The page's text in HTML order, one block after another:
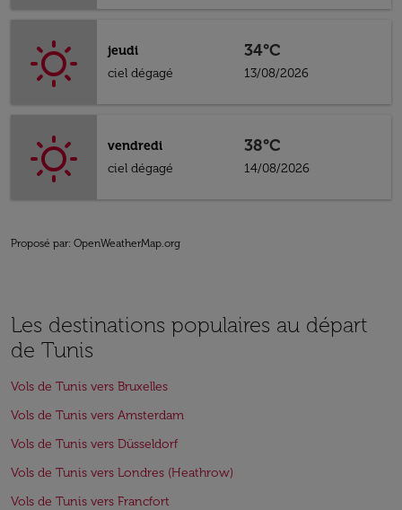
jeudi
ciel dégagé
34°C
13/08/2026
vendredi
ciel dégagé
38°C
14/08/2026
Proposé par: OpenWeatherMap.org
Les destinations populaires au départ
de Tunis
Vols de Tunis vers Bruxelles
Vols de Tunis vers Amsterdam
Vols de Tunis vers Düsseldorf
Vols de Tunis vers Londres (Heathrow)
Vols de Tunis vers Francfort